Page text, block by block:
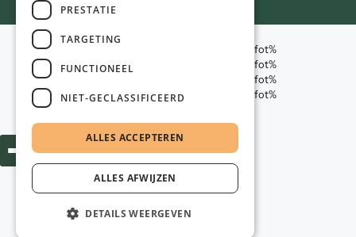
© 2026NGD Care
%objekt-namn-sidfot%
%objekt-namn-sidfot%
%objekt-namn-sidfot%
%objekt-namn-sidfot%
Varan har lagts till i varukorgen.
0 artikel -
PRESTATIE
TARGETING
FUNCTIONEEL
NIET-GECLASSIFICEERD
ALLES ACCEPTEREN
ALLES AFWIJZEN
DETAILS WEERGEVEN